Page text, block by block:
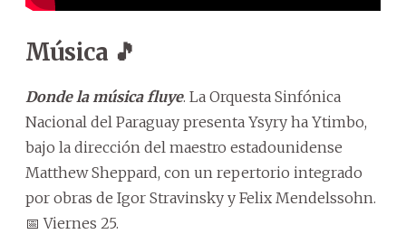
Música 🎵
Donde la música fluye. La Orquesta Sinfónica
Nacional del Paraguay presenta Ysyry ha Ytimbo,
bajo la dirección del maestro estadounidense
Matthew Sheppard, con un repertorio integrado
por obras de Igor Stravinsky y Felix Mendelssohn.
📅 Viernes 25.